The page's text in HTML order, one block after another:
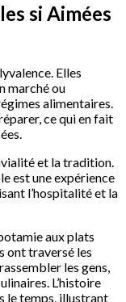
si Aimées
Elles
marché ou
alimentaires.
ce qui en fait
et la tradition.
est une expérience
l’hospitalité et la
aux plats
ont traversé les
les gens,
L’histoire
le temps, illustrant